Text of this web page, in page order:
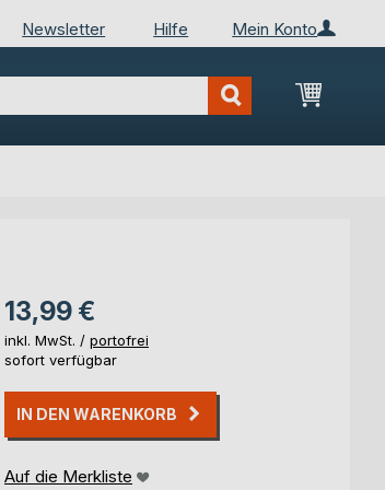
Mein Konto
Newsletter Hilfe
Mein
13,99 €
inkl. MwSt. / portofrei
sofort verfügbar
IN DEN WARENKORB
Auf die Merkliste